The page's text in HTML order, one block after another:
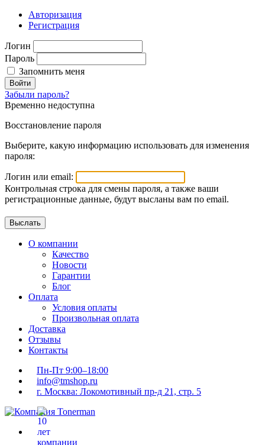
Авторизация
Регистрация
Логин
Пароль
Запомнить меня
Войти
Забыли пароль?
Временно недоступна
Восстановление пароля
Выберите, какую информацию использовать для изменения
пароля:
Логин или email:
Контрольная строка для смены пароля, а также ваши
регистрационные данные, будут высланы вам по email.
О компании
Качество
Новости
Гарантии
Блог
Оплата
Условия оплаты
Произвольная оплата
Доставка
Отзывы
Контакты
Пн-Пт 9:00–18:00
info@tmshop.ru
г. Москва: Локомотивный пр-д 21, стр. 5